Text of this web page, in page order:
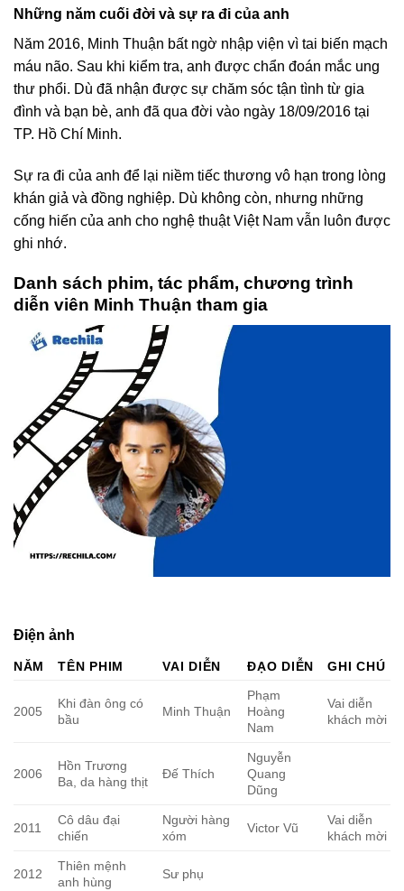
Những năm cuối đời và sự ra đi của anh
Năm 2016, Minh Thuận bất ngờ nhập viện vì tai biến mạch
máu não. Sau khi kiểm tra, anh được chẩn đoán mắc ung
thư phổi. Dù đã nhận được sự chăm sóc tận tình từ gia
đình và bạn bè, anh đã qua đời vào ngày 18/09/2016 tại
TP. Hồ Chí Minh.
Sự ra đi của anh để lại niềm tiếc thương vô hạn trong lòng
khán giả và đồng nghiệp. Dù không còn, nhưng những
cống hiến của anh cho nghệ thuật Việt Nam vẫn luôn được
ghi nhớ.
Danh sách phim, tác phẩm, chương trình
diễn viên Minh Thuận tham gia
Điện ảnh
NĂM TÊN PHIM VAI DIỄN ĐẠO DIỄN GHI CHÚ
2005
Khi đàn ông có
bầu
Minh Thuận
Phạm
Hoàng
Nam
Vai diễn
khách mời
2006
Hồn Trương
Ba, da hàng thịt
Đế Thích
Nguyễn
Quang
Dũng
2011
Cô dâu đại
chiến
Người hàng
xóm
Victor Vũ
Vai diễn
khách mời
2012
Thiên mệnh
anh hùng
Sư phụ